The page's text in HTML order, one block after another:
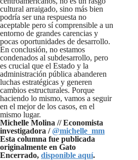
cultural arraigado, sino más bien
podría ser una respuesta no
aceptable pero sí comprensible a un
entorno de grandes carencias y
pocas oportunidades de desarrollo.
En conclusión, no estamos
condenados al subdesarrollo, pero
es crucial que el Estado y la
administración pública abanderen
luchas estratégicas y generen
cambios estructurales. Porque
haciendo lo mismo, vamos a seguir
en el mejor de los casos, en el
mismo lugar.
Michelle Molina // Economista
investigadora / @michelle_mm
Esta columna fue publicada
originalmente en Gato
Encerrado, disponible aquí.